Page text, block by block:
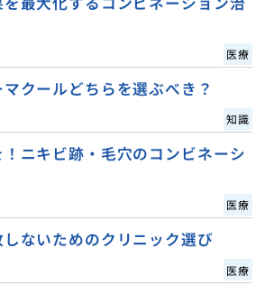
医療
クールどちらを選ぶべき？
知識
ニキビ跡・毛穴のコンビネーシ
医療
ないためのクリニック選び
医療